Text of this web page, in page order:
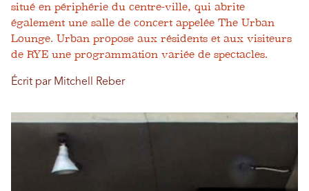
situé en périphérie du centre-ville, qui abrite
également une salle de concert appelée The Urban
Lounge. Urban propose aux résidents et aux visiteurs
de RYE une programmation variée de spectacles.
Écrit par Mitchell Reber